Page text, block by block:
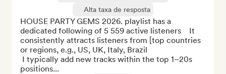
Alta taxa de resposta
HOUSE PARTY GEMS 2026. playlist has a
dedicated following of 5 559 active listeners    It
consistently attracts listeners from [top countries
or regions, e.g., US, UK, Italy, Brazil
positions...